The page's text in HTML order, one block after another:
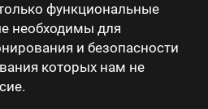
функциональные
необходимы для
и безопасности
которых нам не